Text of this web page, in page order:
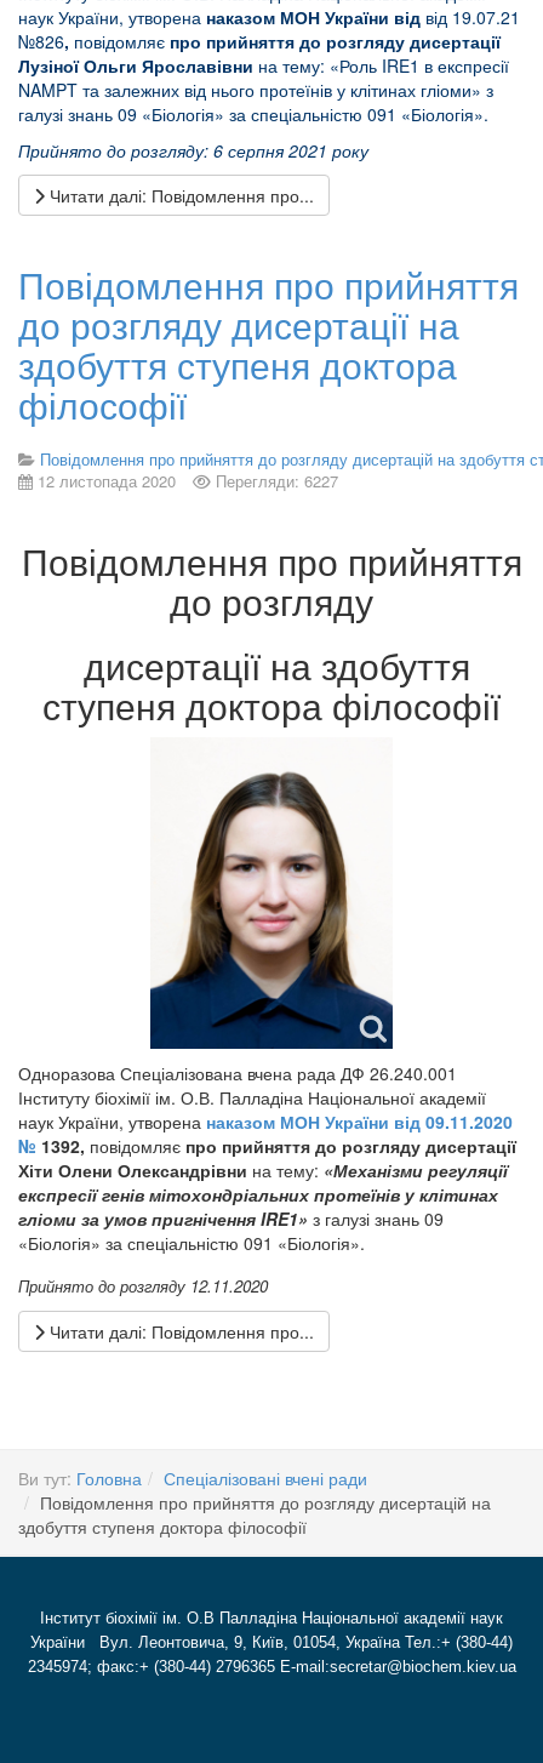
наук України, утворена наказом МОН України від від 19.07.21
№826, повідомляє про прийняття до розгляду дисертації
Лузіної Ольги Ярославівни на тему: ​​«Роль IRE1 в експресії
NAMPT та залежних від нього протеїнів у клітинах гліоми» з
галузі знань 09 «Біологія» за спеціальністю 091 «Біологія».
Прийнято до розгляду: 6 серпня 2021 року
Читати далі: Повідомлення про...
Повідомлення про прийняття
до розгляду дисертації на
здобуття ступеня доктора
філософії
Повідомлення про прийняття до розгляду дисертацій на здобуття
12 листопада 2020
Перегляди: 6227
Повідомлення про прийняття
до розгляду
дисертації на здобуття
ступеня доктора філософії
Одноразова Спеціалізована вчена рада ДФ 26.240.001
Інституту біохімії ім. О.В. Палладіна Національної академії
наук України, утворена наказом МОН України від 09.11.2020
№ 1392, повідомляє про прийняття до розгляду дисертації
Хіти Олени Олександрівни на тему: «Механізми регуляції
експресії генів мітохондріальних протеїнів у клітинах
гліоми за умов пригнічення IRE1» з галузі знань 09
«Біологія» за спеціальністю 091 «Біологія».
Прийнято до розгляду 12.11.2020
Читати далі: Повідомлення про...
Ви тут: Головна
Спеціалізовані вчені ради
Повідомлення про прийняття до розгляду дисертацій на
здобуття ступеня доктора філософії
Інститут біохімії ім. О.В Палладіна Національної академії наук
України Вул. Леонтовича, 9, Київ, 01054, Україна Тел.:+ (380-44)
2345974; факс:+ (380-44) 2796365 E-mail:secretar@biochem.kiev.ua